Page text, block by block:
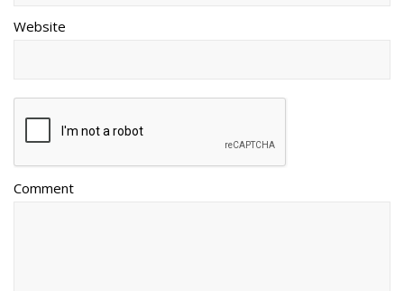
Website
Comment